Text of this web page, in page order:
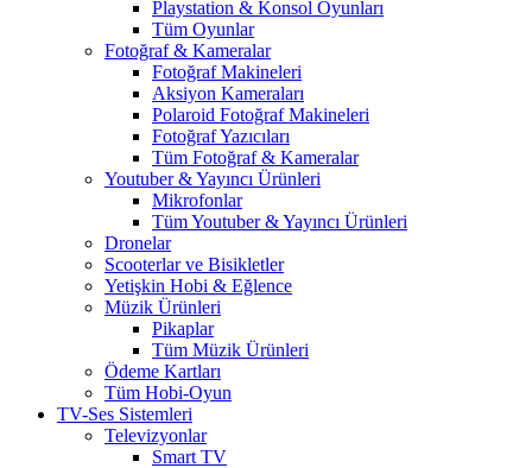
Playstation & Konsol Oyunları
Tüm Oyunlar
Fotoğraf & Kameralar
Fotoğraf Makineleri
Aksiyon Kameraları
Polaroid Fotoğraf Makineleri
Fotoğraf Yazıcıları
Tüm Fotoğraf & Kameralar
Youtuber & Yayıncı Ürünleri
Mikrofonlar
Tüm Youtuber & Yayıncı Ürünleri
Dronelar
Scooterlar ve Bisikletler
Yetişkin Hobi & Eğlence
Müzik Ürünleri
Pikaplar
Tüm Müzik Ürünleri
Ödeme Kartları
Tüm Hobi-Oyun
TV-Ses Sistemleri
Televizyonlar
Smart TV